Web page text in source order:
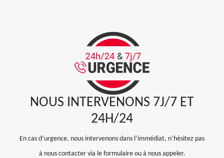
NOUS INTERVENONS 7J/7 ET
24H/24
En cas d’urgence, nous intervenons dans l’immédiat, n’hésitez pas
à nous contacter via le formulaire ou à nous appeler.